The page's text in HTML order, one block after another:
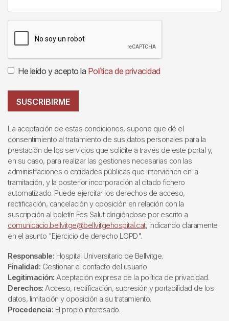
He leído y acepto la Política de privacidad
SUSCRIBIRME
La aceptación de estas condiciones, supone que dé el
consentimiento al tratamiento de sus datos personales para la
prestación de los servicios que solicite a través de este portal y,
en su caso, para realizar las gestiones necesarias con las
administraciones o entidades públicas que intervienen en la
tramitación, y la posterior incorporación al citado fichero
automatizado. Puede ejercitar los derechos de acceso,
rectificación, cancelación y oposición en relación con la
suscripción al boletín Fes Salut dirigiéndose por escrito a
comunicacio.bellvitge@bellvitgehospital.cat, indicando claramente
en el asunto "Ejercicio de derecho LOPD".
Responsable: Hospital Universitario de Bellvitge.
Finalidad: Gestionar el contacto del usuario
Legitimación: Aceptación expresa de la política de privacidad.
Derechos: Acceso, rectificación, supresión y portabilidad de los
datos, limitación y oposición a su tratamiento.
Procedencia: El propio interesado.